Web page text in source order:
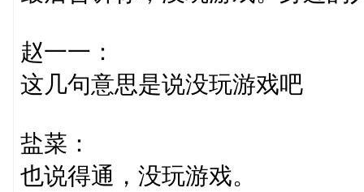
赵一一：
这几句意思是说没玩游戏吧
盐菜：
也说得通，没玩游戏。